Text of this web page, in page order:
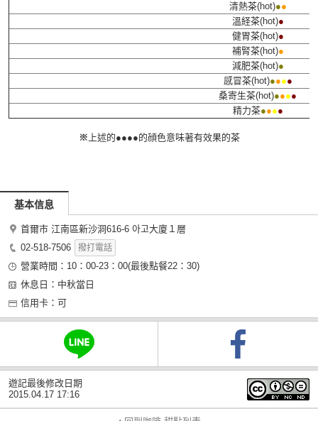
清熱茶(hot)●●
溫経茶(hot)●
健胃茶(hot)●
補腎茶(hot)●
減肥茶(hot)●
感冒茶(hot)●●●●
桑寄生茶(hot)●●●●
精力茶●●●●
※ 上述的●●●●的顔色意味著有效果的茶
基本信息
首爾市 江南區新沙洞616-6 아고大廈１層
02-518-7506
撥打電話
營業時間：10：00-23：00(最後點餐22：30)
休息日：中秋當日
信用卡：可
遊記最後修改日期
2015.04.17 17:16